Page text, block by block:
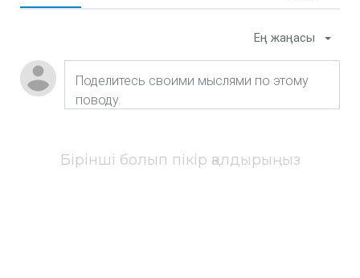
Ең жаңасы
Бірінші болып пікір қалдырыңыз